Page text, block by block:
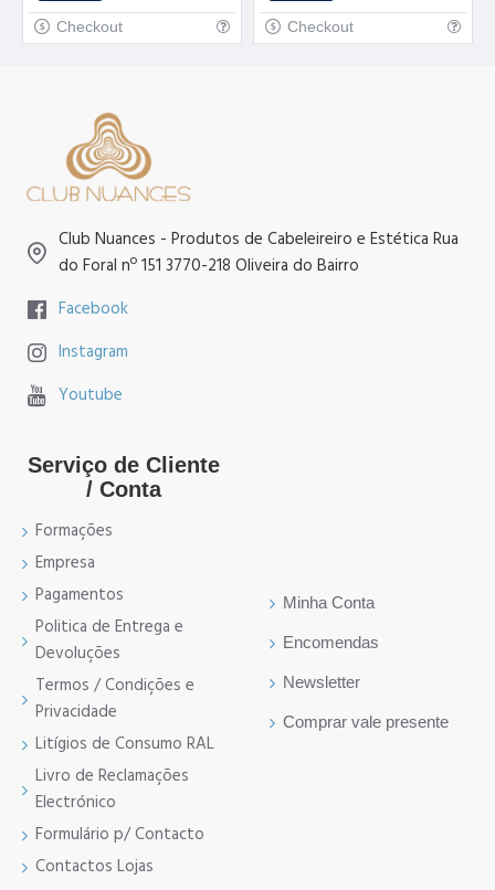
Checkout Checkout
Club Nuances - Produtos de Cabeleireiro e Estética Rua
do Foral nº 151 3770-218 Oliveira do Bairro
Facebook
Instagram
Youtube
Serviço de Cliente
/ Conta
Formações
Empresa
Pagamentos
Politica de Entrega e
Devoluções
Termos / Condições e
Privacidade
Litígios de Consumo RAL
Livro de Reclamações
Electrónico
Formulário p/ Contacto
Contactos Lojas
Minha Conta
Encomendas
Newsletter
Comprar vale presente